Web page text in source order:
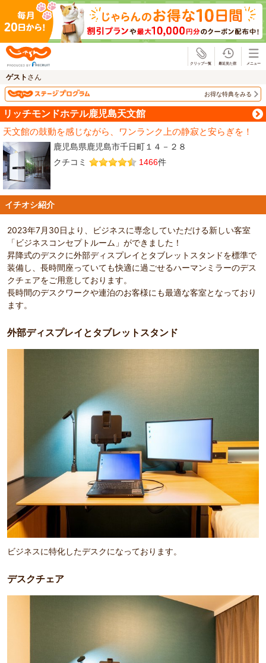
ゲスト さん
お得な特典をみる
リッチモンドホテル鹿児島天文館
天文館の鼓動を感じながら、ワンランク上の静寂と安らぎを！
鹿児島県鹿児島市千日町１４－２８
クチコミ
1466件
イチオシ紹介
2023年7月30日より、ビジネスに専念していただける新しい客室
「ビジネスコンセプトルーム」ができました！
昇降式のデスクに外部ディスプレイとタブレットスタンドを標準で
装備し、長時間座っていても快適に過ごせるハーマンミラーのデス
クチェアをご用意しております。
長時間のデスクワークや連泊のお客様にも最適な客室となっており
ます。
外部ディスプレイとタブレットスタンド
ビジネスに特化したデスクになっております。
デスクチェア